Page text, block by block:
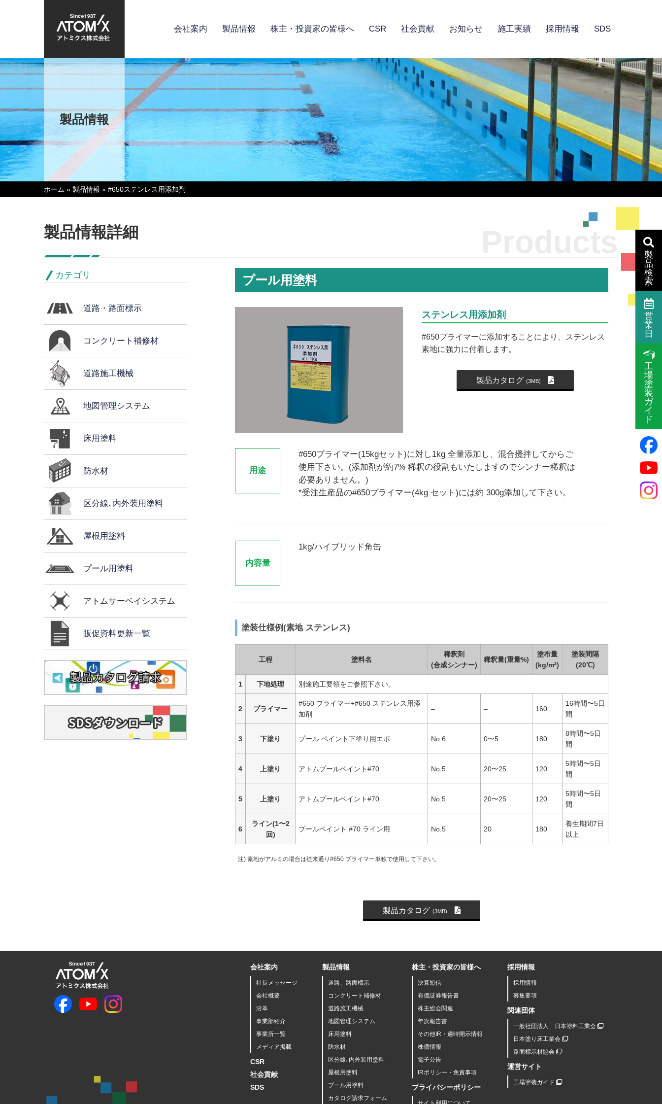
会社案内 製品情報 株主・投資家の皆様へ CSR 社会貢献 お知らせ 施工実績 採用情報 SDS
製品情報
ホーム » 製品情報 » #650ステンレス用添加剤
製品情報詳細 Products
カテゴリ
道路・路面標示
コンクリート補修材
道路施工機械
地図管理システム
床用塗料
防水材
区分線､内外装用塗料
屋根用塗料
プール用塗料
アトムサーベイシステム
販促資料更新一覧
プール用塗料
ステンレス用添加剤
#650プライマーに添加することにより、ステンレス
素地に強力に付着します。
製品カタログ (3MB)
用途
#650プライマー(15kgセット)に対し1kg 全量添加し、混合攪拌してからご
使用下さい。(添加剤が約7% 稀釈の役割もいたしますのでシンナー稀釈は
必要ありません。)
*受注生産品の#650プライマー(4kg セット)には約 300g添加して下さい。
内容量
1kg/ハイブリッド角缶
塗装仕様例(素地 ステンレス)
工程 塗料名
稀釈剤
(合成シンナー)
稀釈量(重量%)
塗布量
(kg/m²)
塗装間隔
(20℃)
1 下地処理 別途施工要領をご参照下さい。
2 プライマー
#650 プライマー+#650 ステンレス用添
加剤
– – 160
16時間〜5日
間
3 下塗り プール ペイント下塗り用エポ No.6 0〜5 180
8時間〜5日
間
4 上塗り アトムプールペイント#70 No.5 20〜25 120
5時間〜5日
間
5 上塗り アトムプールペイント#70 No.5 20〜25 120
5時間〜5日
間
6
ライン(1〜2
回)
プールペイント #70 ライン用 No.5 20 180
養生期間7日
以上
注) 素地がアルミの場合は従来通り#650 プライマー単独で使用して下さい。
製品カタログ (3MB)
会社案内
社長メッセージ
会社概要
沿革
事業部紹介
事業所一覧
メディア掲載
CSR
社会貢献
SDS
製品情報
道路、路面標示
コンクリート補修材
道路施工機械
地図管理システム
床用塗料
防水材
区分線､内外装用塗料
屋根用塗料
プール用塗料
カタログ請求フォーム
株主・投資家の皆様へ
決算短信
有価証券報告書
株主総会関連
年次報告書
その他IR・適時開示情報
株価情報
電子公告
IRポリシー・免責事項
プライバシーポリシー
採用情報
採用情報
募集要項
関連団体
一般社団法人 日本塗料工業会
日本塗り床工業会
路面標示材協会
運営サイト
工場塗装ガイド
製
品
検
索
営
業
日
工
場
塗
装
ガ
イ
ド